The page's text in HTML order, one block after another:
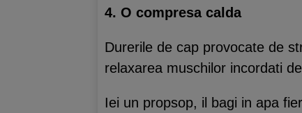
4. O compresa calda
Durerile de cap provocate de
relaxarea muschilor incordati
Iei un propsop, il bagi in apa